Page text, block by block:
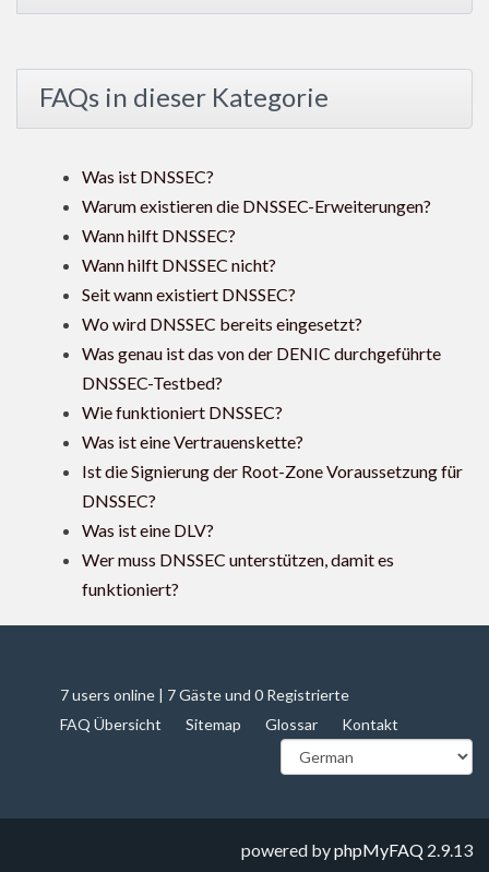
FAQs in dieser Kategorie
Was ist DNSSEC?
Warum existieren die DNSSEC-Erweiterungen?
Wann hilft DNSSEC?
Wann hilft DNSSEC nicht?
Seit wann existiert DNSSEC?
Wo wird DNSSEC bereits eingesetzt?
Was genau ist das von der DENIC durchgeführte
DNSSEC-Testbed?
Wie funktioniert DNSSEC?
Was ist eine Vertrauenskette?
Ist die Signierung der Root-Zone Voraussetzung für
DNSSEC?
Was ist eine DLV?
Wer muss DNSSEC unterstützen, damit es
funktioniert?
7 users online | 7 Gäste und 0 Registrierte
FAQ Übersicht
Sitemap Glossar Kontakt
powered byphpMyFAQ 2.9.13